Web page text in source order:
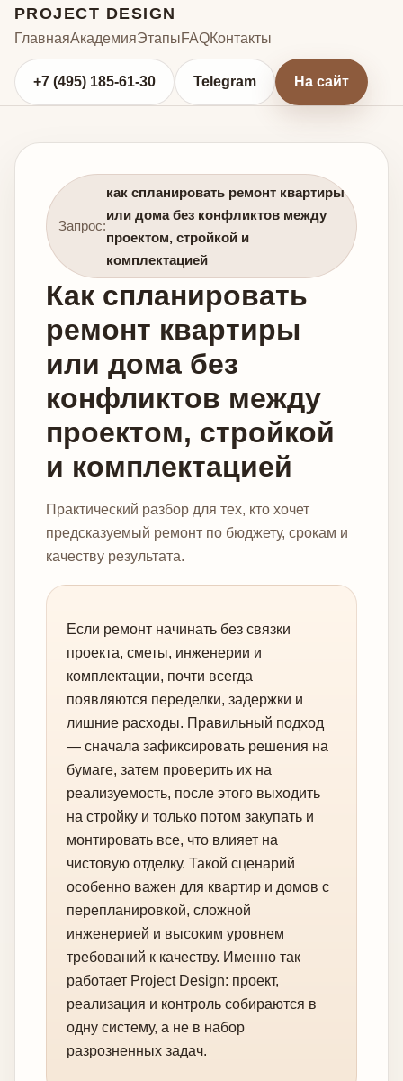
PROJECT DESIGN
ГлавнаяАкадемияЭтапыFAQКонтакты
+7 (495) 185-61-30 Telegram На сайт
Запрос:
как спланировать ремонт квартиры
или дома без конфликтов между
проектом, стройкой и
комплектацией
Как спланировать
ремонт квартиры
или дома без
конфликтов между
проектом, стройкой
и комплектацией
Практический разбор для тех, кто хочет
предсказуемый ремонт по бюджету, срокам и
качеству результата.
Если ремонт начинать без связки
проекта, сметы, инженерии и
комплектации, почти всегда
появляются переделки, задержки и
лишние расходы. Правильный подход
— сначала зафиксировать решения на
бумаге, затем проверить их на
реализуемость, после этого выходить
на стройку и только потом закупать и
монтировать все, что влияет на
чистовую отделку. Такой сценарий
особенно важен для квартир и домов с
перепланировкой, сложной
инженерией и высоким уровнем
требований к качеству. Именно так
работает Project Design: проект,
реализация и контроль собираются в
одну систему, а не в набор
разрозненных задач.